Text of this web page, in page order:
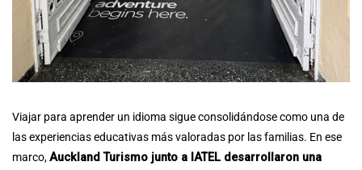
Viajar para aprender un idioma sigue consolidándose como una de
las experiencias educativas más valoradas por las familias. En ese
marco,Auckland Turismo junto a IATEL desarrollaron una